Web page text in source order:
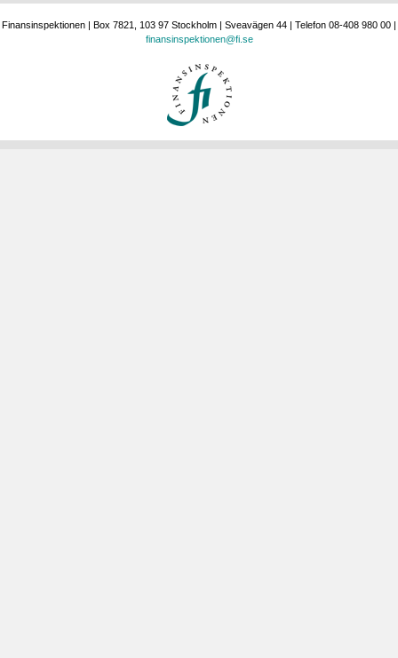
Finansinspektionen | Box 7821, 103 97 Stockholm | Sveavägen 44 | Telefon 08-408 980 00 |
finansinspektionen@fi.se